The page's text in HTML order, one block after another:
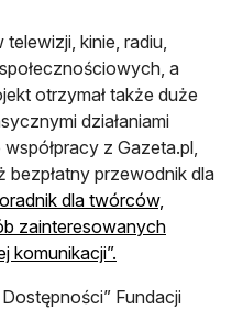
telewizji, kinie, radiu,
a
otrzymał także duże
działaniami
z Gazeta.pl,
przewodnik dla
dla twórców,
zainteresowanych
komunikacji”.
Fundacji